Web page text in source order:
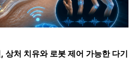
상처 치유와 로봇 제어 가능한 다기